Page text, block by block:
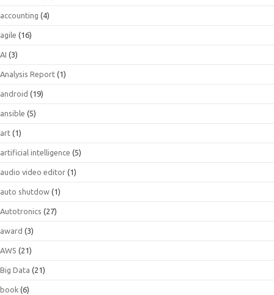
accounting (4)
agile (16)
AI (3)
Analysis Report (1)
android (19)
ansible (5)
art (1)
artificial intelligence (5)
audio video editor (1)
auto shutdow (1)
Autotronics (27)
award (3)
AWS (21)
Big Data (21)
book (6)